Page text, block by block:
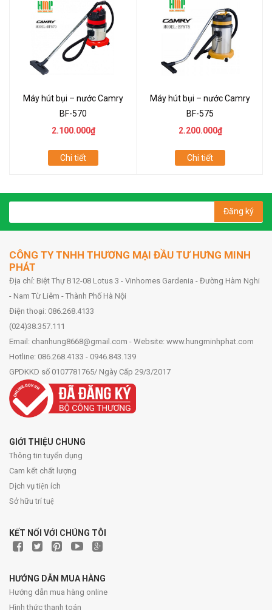
Máy hút bụi – nước Camry
BF-570
2.100.000₫
Chi tiết
Máy hút bụi – nước Camry
BF-575
2.200.000₫
Chi tiết
Đăng ký
CÔNG TY TNHH THƯƠNG MẠI ĐẦU TƯ HƯNG MINH
PHÁT
Địa chỉ: Biệt Thự B12-08 Lotus 3 - Vinhomes Gardenia - Đường Hàm Nghi
- Nam Từ Liêm - Thành Phố Hà Nội
Điện thoại: 086.268.4133
(024)38.357.111
Email: chanhung8668@gmail.com - Website: www.hungminhphat.com
Hotline: 086.268.4133 - 0946.843.139
GPDKKD số 0107781765/ Ngày Cấp 29/3/2017
GIỚI THIỆU CHUNG
Thông tin tuyển dụng
Cam kết chất lượng
Dịch vụ tiện ích
Sở hữu trí tuệ
KẾT NỐI VỚI CHÚNG TÔI
HƯỚNG DẪN MUA HÀNG
Hướng dẫn mua hàng online
Hình thức thanh toán